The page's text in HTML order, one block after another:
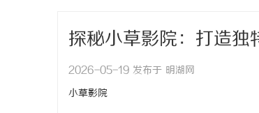
探秘小草影院：打造独
2026-05-19 发布于 明湖网
小草影院